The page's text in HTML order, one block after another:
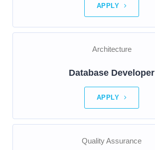
APPLY
Architecture
Database Developer
APPLY
Quality Assurance